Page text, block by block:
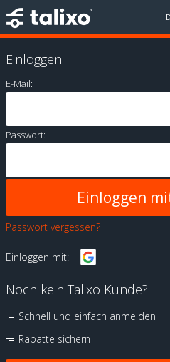
Einloggen
E-Mail:
Passwort:
Passwort vergessen?
Einloggen mit:
Noch kein Talixo Kunde?
Schnell und einfach anmelden
Rabatte sichern